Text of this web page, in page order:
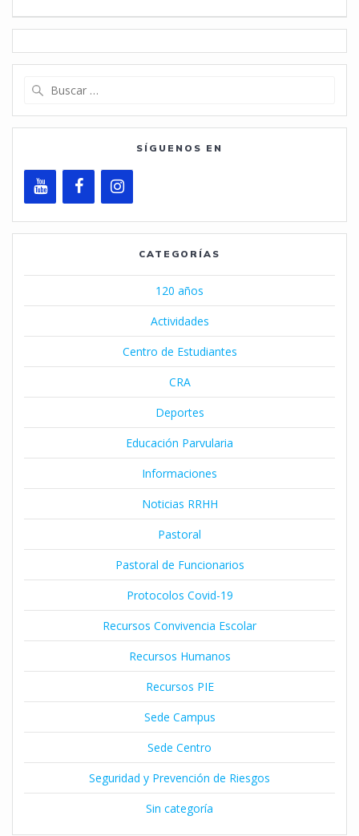
SÍGUENOS EN
CATEGORÍAS
120 años
Actividades
Centro de Estudiantes
CRA
Deportes
Educación Parvularia
Informaciones
Noticias RRHH
Pastoral
Pastoral de Funcionarios
Protocolos Covid-19
Recursos Convivencia Escolar
Recursos Humanos
Recursos PIE
Sede Campus
Sede Centro
Seguridad y Prevención de Riesgos
Sin categoría